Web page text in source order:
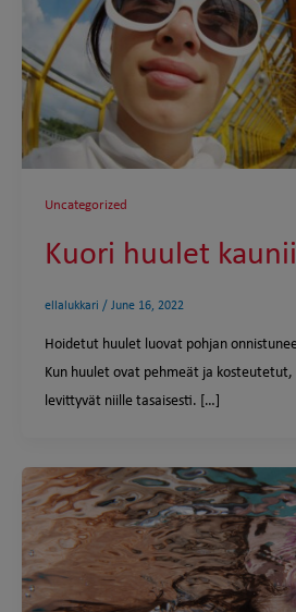
Uncategorized
Kuori huulet
ellalukkari / June 16, 2022
Hoidetut huulet luovat pohjan
Kun huulet ovat pehmeät ja
levittyvät niille tasaisesti. […]